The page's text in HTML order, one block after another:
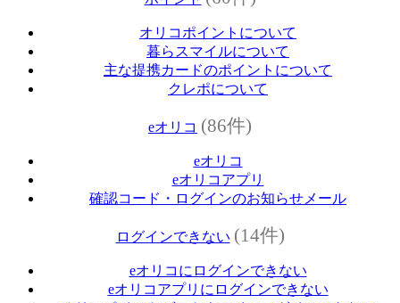
オリコポイントについて
暮らスマイルについて
主な提携カードのポイントについて
クレポについて
eオリコ (86件)
eオリコ
eオリコアプリ
確認コード・ログインのお知らせメール
ログインできない (14件)
eオリコにログインできない
eオリコアプリにログインできない